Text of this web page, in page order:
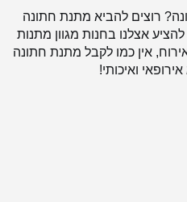
רוצים להביא מתנת חתונה
אצלנו בחנות מגוון מתנות
אין כמו לקבל מתנת חתונה
ואיכותי!